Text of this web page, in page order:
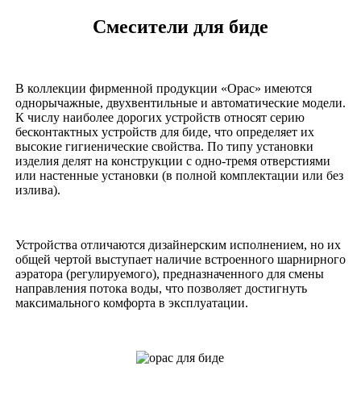
Смесители для биде
В коллекции фирменной продукции «Орас» имеются
однорычажные, двухвентильные и автоматические модели.
К числу наиболее дорогих устройств относят серию
бесконтактных устройств для биде, что определяет их
высокие гигиенические свойства. По типу установки
изделия делят на конструкции с одно-тремя отверстиями
или настенные установки (в полной комплектации или без
излива).
Устройства отличаются дизайнерским исполнением, но их
общей чертой выступает наличие встроенного шарнирного
аэратора (регулируемого), предназначенного для смены
направления потока воды, что позволяет достигнуть
максимального комфорта в эксплуатации.